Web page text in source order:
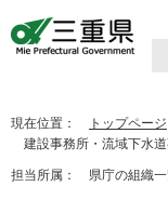
現在位置： トップページ
建設事務所・流域下水
担当所属： 県庁の組織